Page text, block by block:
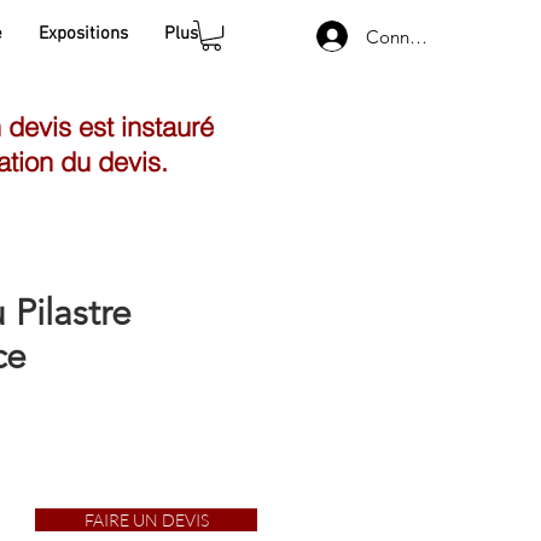
Expositions Plus Connexion
Pilastre
est instauré
du devis.
FAIRE UN DEVIS